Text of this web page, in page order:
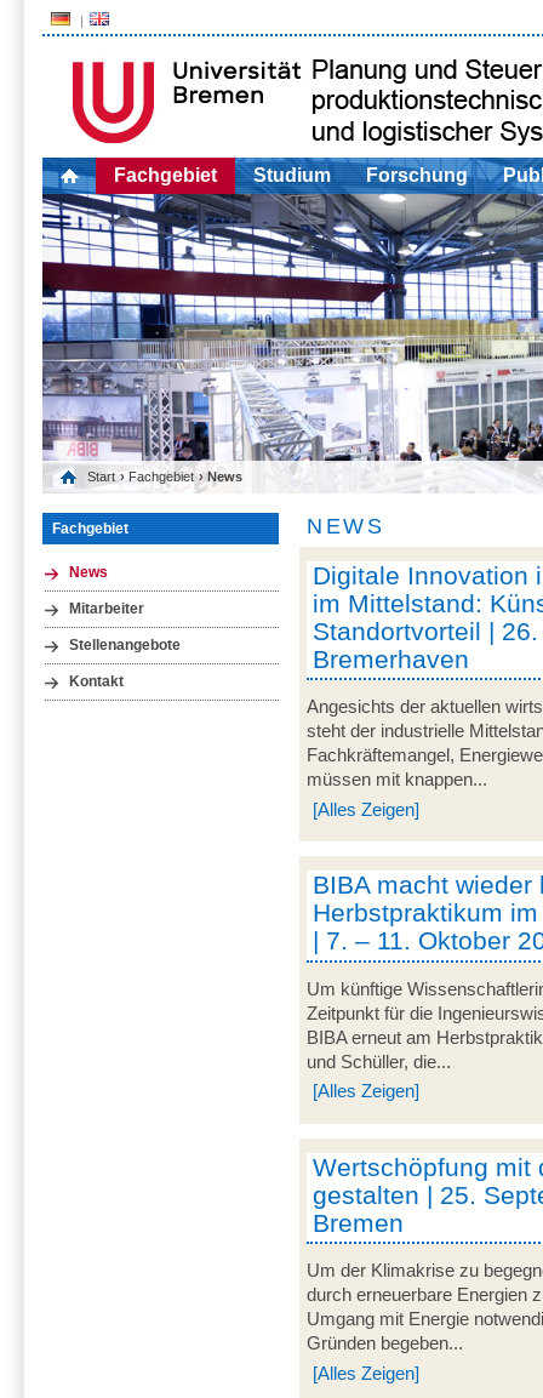
Fachgebiet Studium Forschung
Start › Fachgebiet › News
Fachgebiet
News
Mitarbeiter
Stellenangebote
Kontakt
NEWS
Digitale Innovation
im Mittelstand:
Standortvorteil |
Bremerhaven
Angesichts der aktuellen
steht der industrielle
Fachkräftemangel,
müssen mit knappen...
[Alles Zeigen]
BIBA macht wieder
Herbstpraktikum
| 7. – 11. Oktober
Um künftige
Zeitpunkt für die
BIBA erneut am
und Schüller, die...
[Alles Zeigen]
Wertschöpfung mit
gestalten | 25.
Bremen
Um der Klimakrise zu
durch erneuerbare Energien
Umgang mit Energie
Gründen begeben...
[Alles Zeigen]